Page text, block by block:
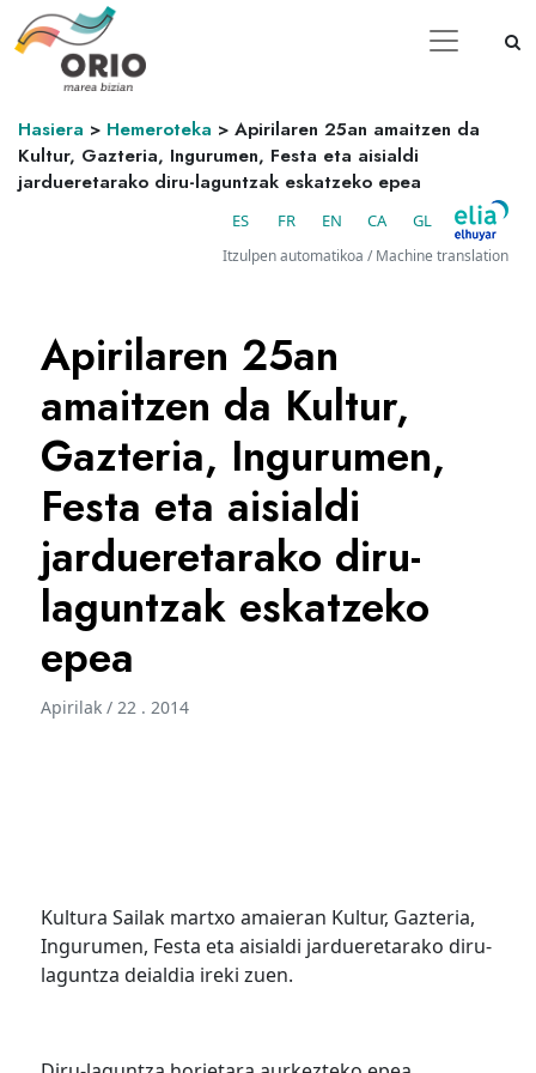
Hasiera > Hemeroteka > Apirilaren 25an amaitzen da
Kultur, Gazteria, Ingurumen, Festa eta aisialdi
jardueretarako diru-laguntzak eskatzeko epea
ES FR EN CA GL
Itzulpen automatikoa / Machine translation
Apirilaren 25an
amaitzen da Kultur,
Gazteria, Ingurumen,
Festa eta aisialdi
jardueretarako diru-
laguntzak eskatzeko
epea
Apirilak / 22 . 2014
Kultura Sailak martxo amaieran Kultur, Gazteria,
Ingurumen, Festa eta aisialdi jardueretarako diru-
laguntza deialdia ireki zuen.